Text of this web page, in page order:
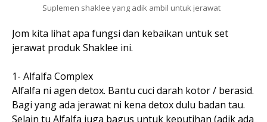
Suplemen shaklee yang adik ambil untuk jerawat
Jom kita lihat apa fungsi dan kebaikan untuk set
jerawat produk Shaklee ini.
1- Alfalfa Complex
Alfalfa ni agen detox. Bantu cuci darah kotor / berasid.
Bagi yang ada jerawat ni kena detox dulu badan tau.
Selain tu Alfalfa juga bagus untuk keputihan (adik ada